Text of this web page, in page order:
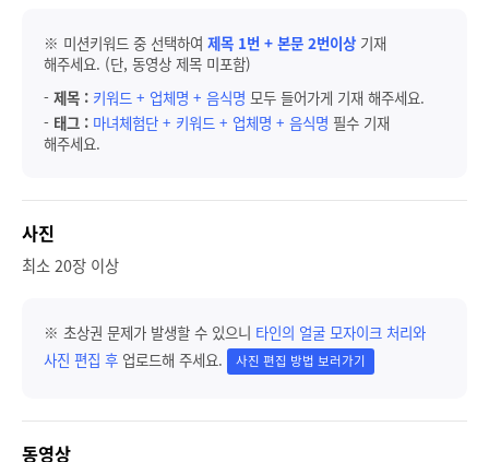
※ 미션키워드 중 선택하여 제목 1번 + 본문 2번이상 기재
해주세요. (단, 동영상 제목 미포함)
- 제목 : 키워드 + 업체명 + 음식명 모두 들어가게 기재 해주세요.
- 태그 : 마녀체험단 + 키워드 + 업체명 + 음식명 필수 기재
해주세요.
사진
최소 20장 이상
※ 초상권 문제가 발생할 수 있으니 타인의 얼굴 모자이크 처리와
사진 편집 후 업로드해 주세요. 사진 편집 방법 보러가기
동영상